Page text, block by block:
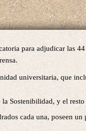
para adjudicar las
universitaria, que
Sostenibilidad, y el
cada una, poseen